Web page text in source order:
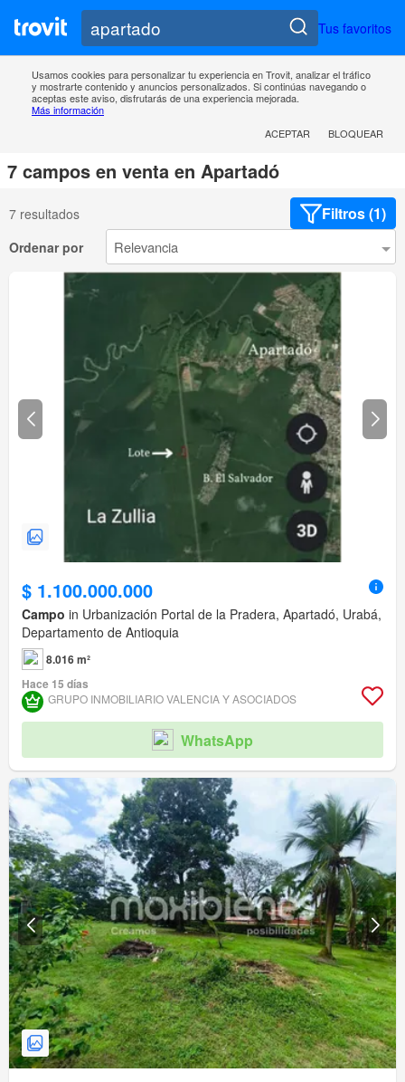
Tus favoritos
Usamos cookies para personalizar tu experiencia en Trovit, analizar el tráfico
y mostrarte contenido y anuncios personalizados. Si continúas navegando o
aceptas este aviso, disfrutarás de una experiencia mejorada.
Más información
ACEPTAR
BLOQUEAR
7 campos en venta en Apartadó
7 resultados Filtros (1)
Ordenar por
$ 1.100.000.000
Campo in Urbanización Portal de la Pradera, Apartadó, Urabá,
Departamento de Antioquia
8.016 m²
Hace 15 días
GRUPO INMOBILIARIO VALENCIA Y ASOCIADOS
WhatsApp